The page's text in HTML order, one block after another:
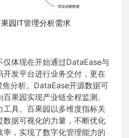
园IT管理分析需求
仅体现在开始通过DataEase与
发平台进行业务交付，更在
分析。DataEase开源数据可
果园实现产业链全程监测、
具。百果园以多维度指标关
数据可视化的力量，不断优化
率，实现了数字化管理能力的